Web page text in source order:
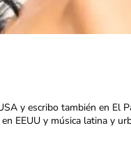
y escribo también en El
EEUU y música latina y